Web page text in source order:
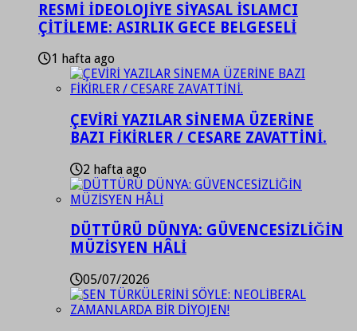
RESMİ İDEOLOJİYE SİYASAL İSLAMCI
ÇİTİLEME: ASIRLIK GECE BELGESELİ
1 hafta ago
ÇEVİRİ YAZILAR SİNEMA ÜZERİNE
BAZI FİKİRLER / CESARE ZAVATTİNİ.
2 hafta ago
DÜTTÜRÜ DÜNYA: GÜVENCESİZLİĞİN
MÜZİSYEN HÂLİ
05/07/2026